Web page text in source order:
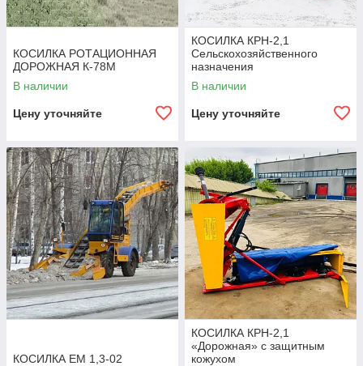
КОСИЛКА РОТАЦИОННАЯ
ДОРОЖНАЯ К-78М
В наличии
Цену уточняйте
КОСИЛКА КРН-2,1
Сельскохозяйственного
назначения
В наличии
Цену уточняйте
КОСИЛКА ЕМ 1,3-02
КОСИЛКА КРН-2,1
«Дорожная» с защитным
кожухом